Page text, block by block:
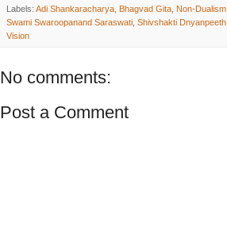
Labels: Adi Shankaracharya Bhagvad Gita Non-Dualism
Swami Swaroopanand Saraswati Shivshakti Dnyanpeeth
Vision
No comments:
Post a Comment